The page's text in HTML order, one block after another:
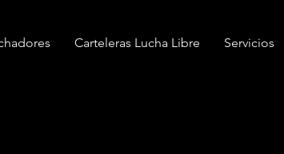
Carteleras Lucha Libre Servicios